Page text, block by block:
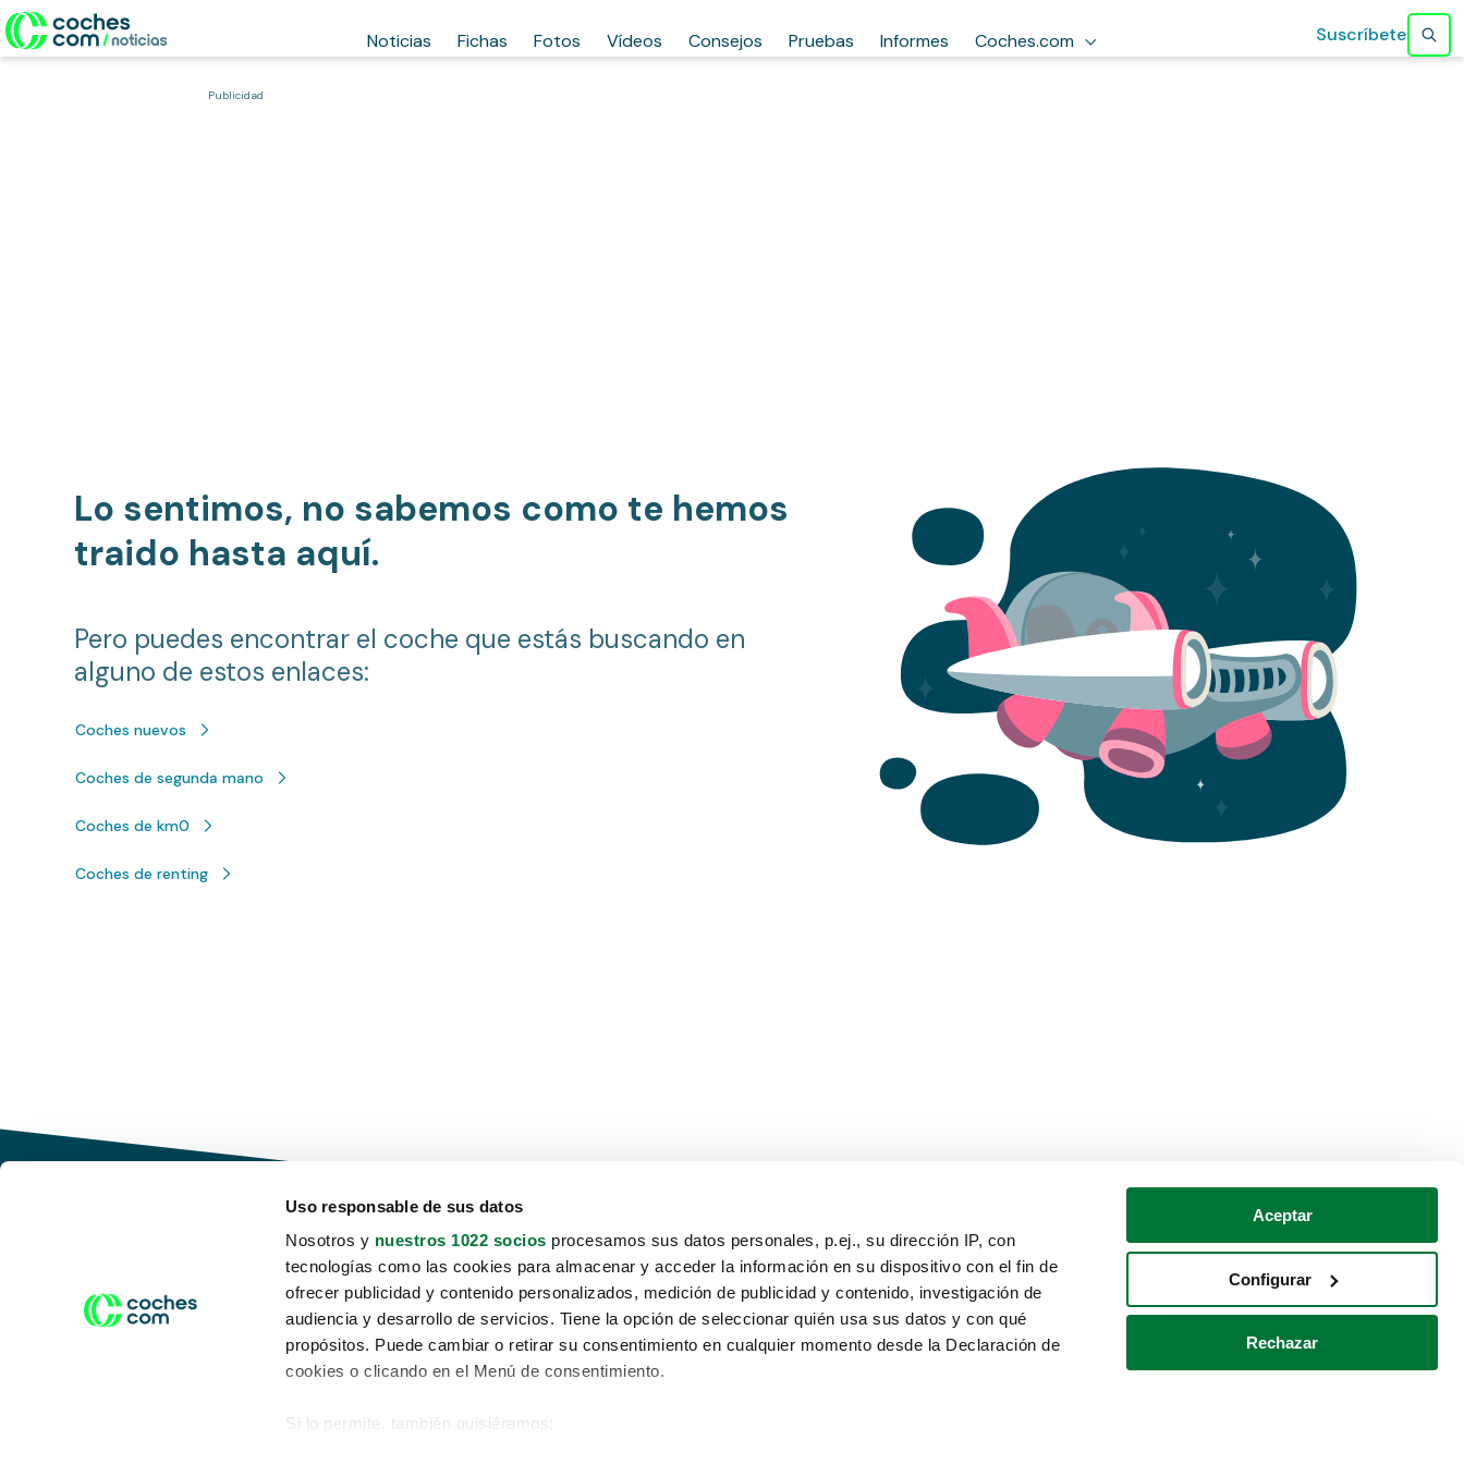
Uso responsable de sus datos
Nosotros y nuestros 1022 socios procesamos sus datos personales, p.ej., su dirección IP, con
tecnologías como las cookies para almacenar y acceder la información en su dispositivo con el fin de
ofrecer publicidad y contenido personalizados, medición de publicidad y contenido, investigación de
audiencia y desarrollo de servicios. Tiene la opción de seleccionar quién usa sus datos y con qué
propósitos. Puede cambiar o retirar su consentimiento en cualquier momento desde la Declaración de
cookies o clicando en el Menú de consentimiento.
Si lo permite, también quisiéramos:
Aceptar
Configurar
Rechazar
Noticias Fichas Fotos Vídeos Consejos Pruebas Informes Coches.com Suscríbete
Publicidad
Lo sentimos, no sabemos como te hemos
traido hasta aquí.
Pero puedes encontrar el coche que estás buscando en
alguno de estos enlaces:
Coches nuevos
Coches de segunda mano
Coches de km0
Coches de renting
Conduce tu futuro,
desata tu movilidad